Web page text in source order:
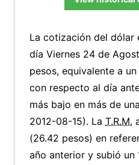
La cotización del dólar
día Viernes 24 de
pesos, equivalente a
con respecto al día
más bajo en más de
2012-08-15). La T.R.M.
(26.42 pesos) en
año anterior y subió un